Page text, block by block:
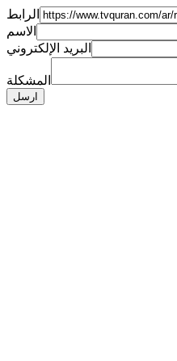
الرابط
الاسم
البريد الإلكتروني
المشكلة
ارسل